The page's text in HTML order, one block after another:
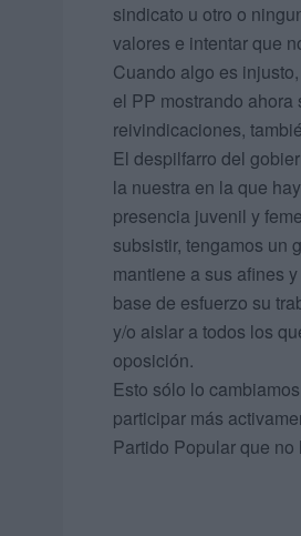
sindicato u otro o
valores e intentar que
Cuando algo es
el PP mostrando
reivindicaciones,
El despilfarro del
la nuestra en la que
presencia juvenil y
subsistir, tengamos un
mantiene a sus afines
base de esfuerzo su
y/o aislar a todos los
oposición.
Esto sólo lo
participar más
Partido Popular que